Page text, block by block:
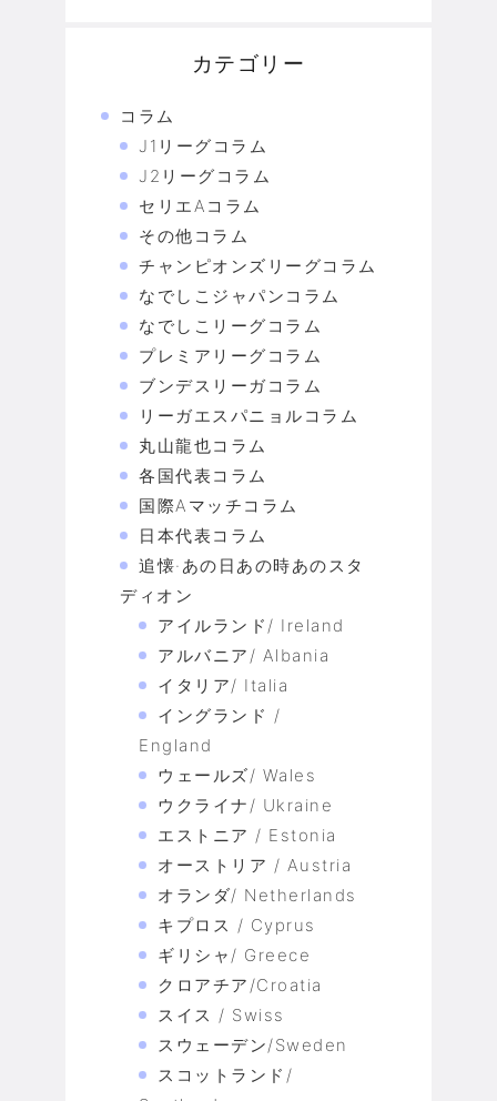
カテゴリー
コラム
J1リーグコラム
J2リーグコラム
セリエAコラム
その他コラム
チャンピオンズリーグコラム
なでしこジャパンコラム
なでしこリーグコラム
プレミアリーグコラム
ブンデスリーガコラム
リーガエスパニョルコラム
丸山龍也コラム
各国代表コラム
国際Aマッチコラム
日本代表コラム
追懐·あの日あの時あのスタ
ディオン
アイルランド/ Ireland
アルバニア/ Albania
イタリア/ Italia
イングランド /
England
ウェールズ/ Wales
ウクライナ/ Ukraine
エストニア / Estonia
オーストリア / Austria
オランダ/ Netherlands
キプロス / Cyprus
ギリシャ/ Greece
クロアチア/Croatia
スイス / Swiss
スウェーデン/Sweden
スコットランド/